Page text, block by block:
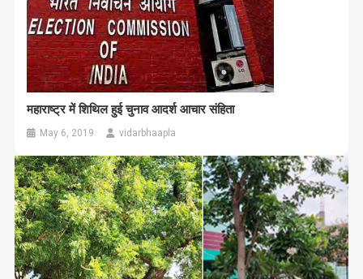
महाराष्ट्र में शिथिल हुई चुनाव आदर्श आचार संहिता
May 6, 2019 vidarbhaapla